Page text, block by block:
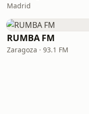
Madrid
RUMBA FM
Zaragoza · 93.1 FM